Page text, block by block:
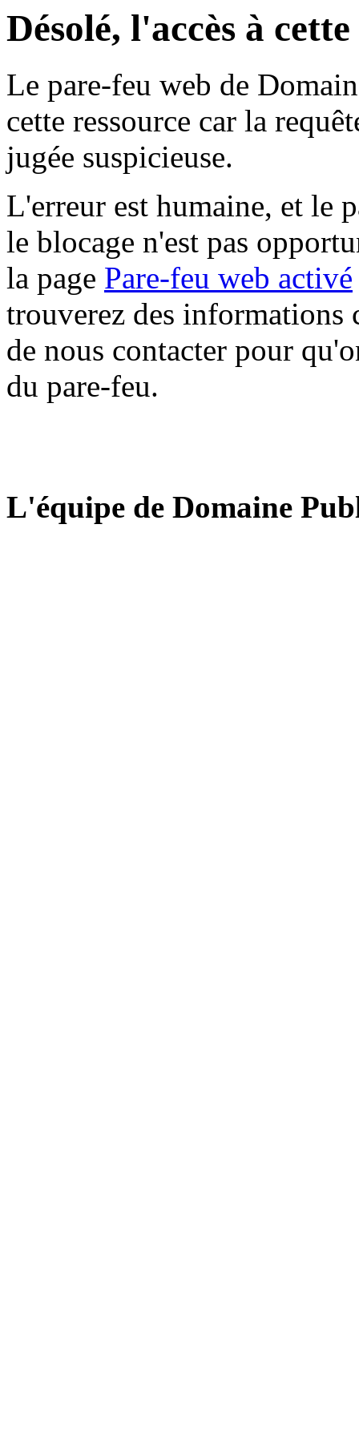
Désolé, l'accès à
Le pare-feu web de
cette ressource car la
jugée suspicieuse.
L'erreur est humaine, et le
le blocage n'est pas
la page Pare-feu web activé
trouverez des informations
de nous contacter pour
du pare-feu.
L'équipe de Domaine